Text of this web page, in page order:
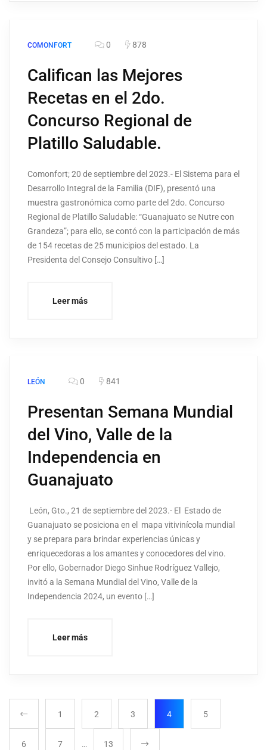
COMONFORT 0 878
Califican las Mejores
Recetas en el 2do.
Concurso Regional de
Platillo Saludable.
Comonfort; 20 de septiembre del 2023.- El Sistema para el
Desarrollo Integral de la Familia (DIF), presentó una
muestra gastronómica como parte del 2do. Concurso
Regional de Platillo Saludable: “Guanajuato se Nutre con
Grandeza”; para ello, se contó con la participación de más
de 154 recetas de 25 municipios del estado. La
Presidenta del Consejo Consultivo […]
Leer más
LEÓN 0 841
Presentan Semana Mundial
del Vino, Valle de la
Independencia en
Guanajuato
León, Gto., 21 de septiembre del 2023.- El Estado de
Guanajuato se posiciona en el mapa vitivinícola mundial
y se prepara para brindar experiencias únicas y
enriquecedoras a los amantes y conocedores del vino.
Por ello, Gobernador Diego Sinhue Rodríguez Vallejo,
invitó a la Semana Mundial del Vino, Valle de la
Independencia 2024, un evento […]
Leer más
1 2 3 4 5
6 7 … 13